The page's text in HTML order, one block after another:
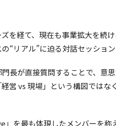
を経て、現在も事業拡大を続
“リアル”に迫る対話セッション
長が直接質問することで、意
営 vs 現場」という構図では
」を最も体現したメンバーを